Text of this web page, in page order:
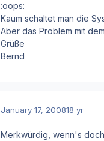
:oops:
Kaum schaltet man die
Aber das Problem mit
Grüße
Bernd
January 17, 200818 yr
Merkwürdig, wenn's